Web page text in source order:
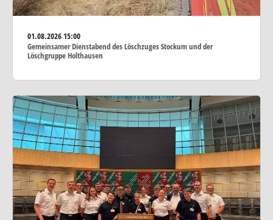
01.08.202615:00
Gemeinsamer Dienstabend des Löschzuges Stockum und der
Löschgruppe Holthausen